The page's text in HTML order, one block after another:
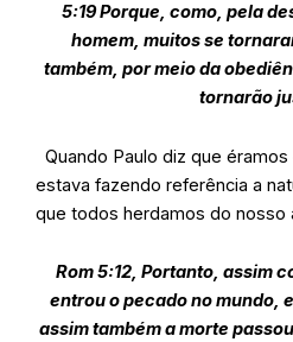
5:19 Porque, como, pela
homem, muitos se
também, por meio da
tornarão
Quando Paulo diz que
estava fazendo referência a
que todos herdamos do nosso
Rom 5:12, Portanto, assim
entrou o pecado no mundo,
assim também a morte